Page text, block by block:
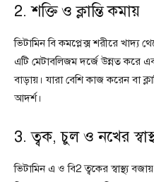
2. শক্তি ও ক্লান্তি কমায়
ভিটামিন বি কমপ্লেক্স শরীরে খাদ্য
এটি মেটাবলিজম দর্জে উন্নত করে
বাড়ায়। যারা বেশি কাজ করেন বা
আদর্শ।
3. ত্বক, চুল ও নখের
ভিটামিন এ ও বি2 ত্বকের স্বাস্থ্য